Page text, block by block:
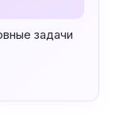
задачи